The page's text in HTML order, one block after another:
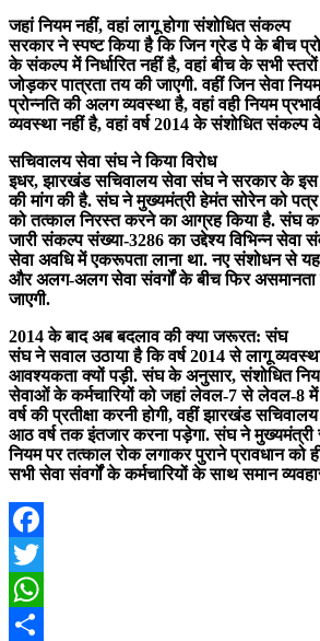
जहां नियम नहीं, वहां लागू होगा संशोधित संकल्प
सरकार ने स्पष्ट किया है कि जिन ग्रेड पे के बीच
के संकल्प में निर्धारित नहीं है, वहां बीच के सभी स्तरों
जोड़कर पात्रता तय की जाएगी. वहीं जिन सेवा
प्रोन्नति की अलग व्यवस्था है, वहां वही नियम
व्यवस्था नहीं है, वहां वर्ष 2014 के संशोधित संकल्प
सचिवालय सेवा संघ ने किया विरोध
इधर, झारखंड सचिवालय सेवा संघ ने सरकार के इस
की मांग की है. संघ ने मुख्यमंत्री हेमंत सोरेन को
को तत्काल निरस्त करने का आग्रह किया है. संघ
जारी संकल्प संख्या-3286 का उद्देश्य विभिन्न सेवा
सेवा अवधि में एकरूपता लाना था. नए संशोधन से यह
और अलग-अलग सेवा संवर्गों के बीच फिर असमानता
जाएगी.
2014 के बाद अब बदलाव की क्या जरूरत: संघ
संघ ने सवाल उठाया है कि वर्ष 2014 से लागू
आवश्यकता क्यों पड़ी. संघ के अनुसार, संशोधित
सेवाओं के कर्मचारियों को जहां लेवल-7 से लेवल-8 में
वर्ष की प्रतीक्षा करनी होगी, वहीं झारखंड
आठ वर्ष तक इंतजार करना पड़ेगा. संघ ने मुख्यमंत्री
नियम पर तत्काल रोक लगाकर पुराने प्रावधान को
सभी सेवा संवर्गों के कर्मचारियों के साथ समान
Facebook
Twitter
WhatsApp